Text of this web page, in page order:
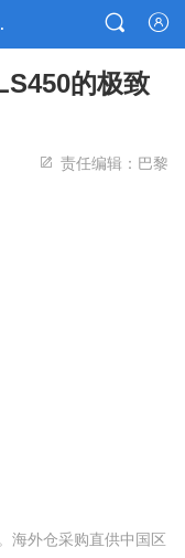
舒适 

的极致
 责任编辑：巴黎
海外仓采购直供中国区